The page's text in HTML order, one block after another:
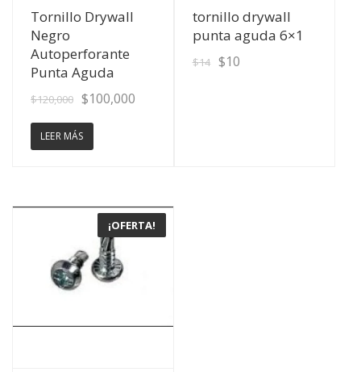
Ver Detalles
Tornillo Drywall
Negro
Autoperforante
Punta Aguda
$120,000 $100,000
LEER MÁS
Ver Detalles
tornillo drywall
punta aguda 6×1
$14 $10
¡OFERTA!